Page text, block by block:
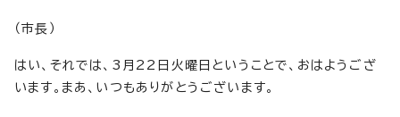
（市長）
はい、それでは、3月22日火曜日ということで、おはようござ
います。まあ、いつもありがとうございます。